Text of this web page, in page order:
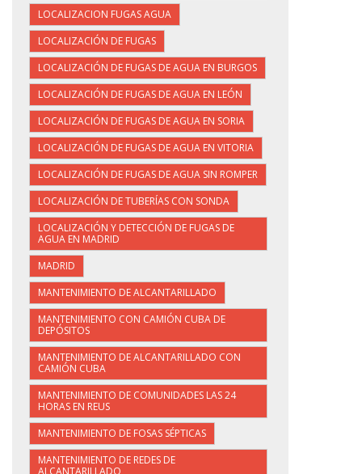
LOCALIZACION FUGAS AGUA
LOCALIZACIÓN DE FUGAS
LOCALIZACIÓN DE FUGAS DE AGUA EN BURGOS
LOCALIZACIÓN DE FUGAS DE AGUA EN LEÓN
LOCALIZACIÓN DE FUGAS DE AGUA EN SORIA
LOCALIZACIÓN DE FUGAS DE AGUA EN VITORIA
LOCALIZACIÓN DE FUGAS DE AGUA SIN ROMPER
LOCALIZACIÓN DE TUBERÍAS CON SONDA
LOCALIZACIÓN Y DETECCIÓN DE FUGAS DE
AGUA EN MADRID
MADRID
MANTENIMIENTO DE ALCANTARILLADO
MANTENIMIENTO CON CAMIÓN CUBA DE
DEPÓSITOS
MANTENIMIENTO DE ALCANTARILLADO CON
CAMIÓN CUBA
MANTENIMIENTO DE COMUNIDADES LAS 24
HORAS EN REUS
MANTENIMIENTO DE FOSAS SÉPTICAS
MANTENIMIENTO DE REDES DE
ALCANTARILLADO